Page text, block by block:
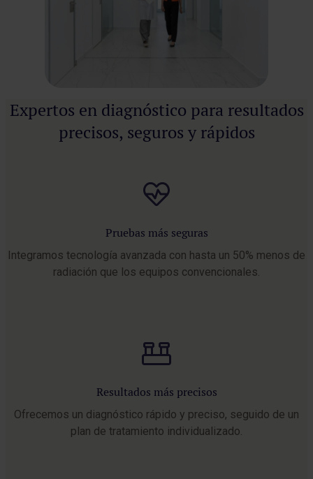
Expertos en diagnóstico para resultados
precisos, seguros y rápidos
Pruebas más seguras
Integramos tecnología avanzada con hasta un 50% menos de
radiación que los equipos convencionales.
Resultados más precisos
Ofrecemos un diagnóstico rápido y preciso, seguido de un
plan de tratamiento individualizado.